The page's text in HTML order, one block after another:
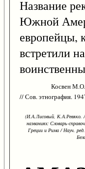
Название
Южной
европейцы,
встретили
Косвен
// Сов. этнография.
(И.А.Лисовый, К.А.Ревяко.
названиях: Словарь-
Греции и Рима / Науч.